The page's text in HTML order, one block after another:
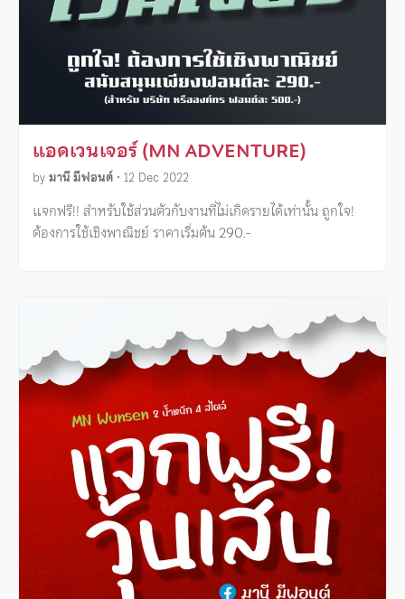
แอดเวนเจอร์ (MN ADVENTURE)
byมานี มีฟอนต์ • 12 Dec 2022
แจกฟรี!! สำหรับใช้ส่วนตัวกับงานที่ไม่เกิดรายได้เท่านั้น ถูกใจ!
ต้องการใช้เชิงพาณิชย์ ราคาเริ่มต้น 290.-